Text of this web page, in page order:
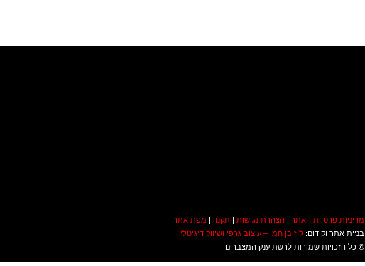
מדיניות פרטיות האתר| הצהרת נגישות| תקנון | מפת אתר
בניית אתר וקידום: ליז בן חמו – עיצוב גרפי ושיווק דיגיטלי
© כל הזכויות שמורות לרשת ענק המצברים